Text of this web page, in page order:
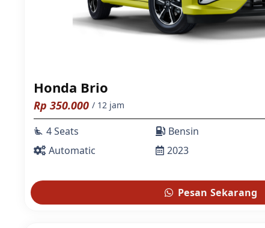
Honda Brio
Rp 350.000 / 12 jam
airline_seat_recline_extra 4 Seats
Automatic
Bensin
2023
Pesan Sekarang